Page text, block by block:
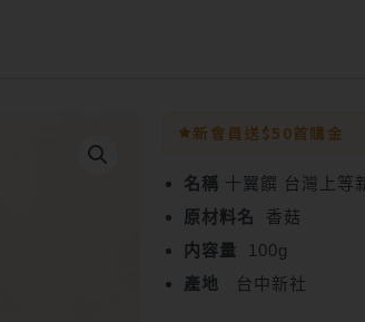
新會員送$50首購金
名稱 十翼饌 台灣上等
原材料名
香菇
内容量 100g
產地
台中新社